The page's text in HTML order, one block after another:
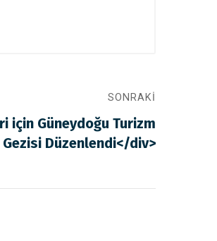
SONRAKI
için Güneydoğu Turizm
Gezisi Düzenlendi</div>